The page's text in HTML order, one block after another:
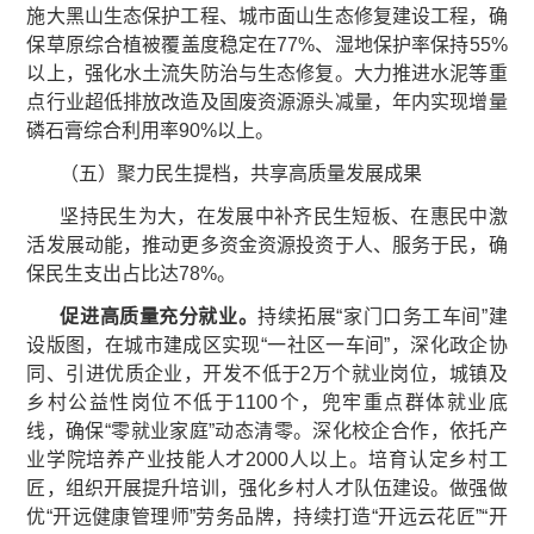
施大黑山生态保护工程、城市面山生态修复建设工程，确
保草原综合植被覆盖度稳定在77%、湿地保护率保持55%
以上，强化水土流失防治与生态修复。大力推进水泥等重
点行业超低排放改造及固废资源源头减量，年内实现增量
磷石膏综合利用率90%以上。
（五）聚力民生提档，共享高质量发展成果
坚持民生为大，在发展中补齐民生短板、在惠民中激
活发展动能，推动更多资金资源投资于人、服务于民，确
保民生支出占比达78%。
促进高质量充分就业。持续拓展“家门口务工车间”建
设版图，在城市建成区实现“一社区一车间”，深化政企协
同、引进优质企业，开发不低于2万个就业岗位，城镇及
乡村公益性岗位不低于1100个，兜牢重点群体就业底
线，确保“零就业家庭”动态清零。深化校企合作，依托产
业学院培养产业技能人才2000人以上。培育认定乡村工
匠，组织开展提升培训，强化乡村人才队伍建设。做强做
优“开远健康管理师”劳务品牌，持续打造“开远云花匠”“开